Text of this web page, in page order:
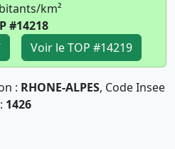
km²
#14218
Voir le TOP #14219
: RHONE-ALPES, Code Insee
: 1426